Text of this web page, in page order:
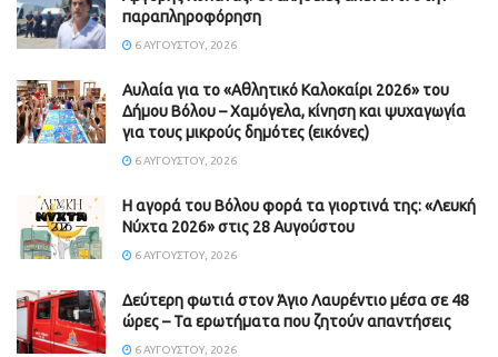
παραπληροφόρηση
6 ΑΥΓΟΎΣΤΟΥ, 2026
Αυλαία για το «Αθλητικό Καλοκαίρι 2026» του
Δήμου Βόλου – Χαμόγελα, κίνηση και ψυχαγωγία
για τους μικρούς δημότες (εικόνες)
6 ΑΥΓΟΎΣΤΟΥ, 2026
Η αγορά του Βόλου φορά τα γιορτινά της: «Λευκή
Νύχτα 2026» στις 28 Αυγούστου
6 ΑΥΓΟΎΣΤΟΥ, 2026
Δεύτερη φωτιά στον Άγιο Λαυρέντιο μέσα σε 48
ώρες – Τα ερωτήματα που ζητούν απαντήσεις
6 ΑΥΓΟΎΣΤΟΥ, 2026